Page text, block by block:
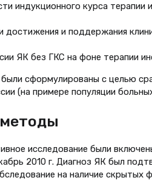
индукционного курса
достижения и поддержания
ЯК без ГКС на фоне терапии
сформулированы с целью
(на примере популяции
исследование были
2010 г. Диагноз ЯК был
на наличие скрытых